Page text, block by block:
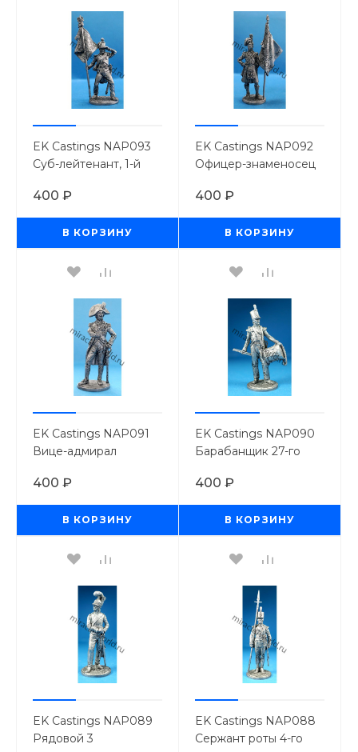
EK Castings NAP093
Суб-лейтенант, 1-й
полка. Франция, 1812-
15 гг. (54мм.)
400 ₽
В КОРЗИНУ
EK Castings NAP092
Офицер-знаменосец
Кор.Хайлэндского
полка.
Великобритания,
1806-15г. (54мм.)
400 ₽
В КОРЗИНУ
EK Castings NAP091
Вице-адмирал
Великобритания,
1805 г. (54мм.)
400 ₽
В КОРЗИНУ
EK Castings NAP090
Барабанщик 27-го
полка. Великобритания
1808-13 г. (54мм.)
400 ₽
В КОРЗИНУ
EK Castings NAP089
Рядовой 3
EK Castings NAP088
Сержант роты 4-го